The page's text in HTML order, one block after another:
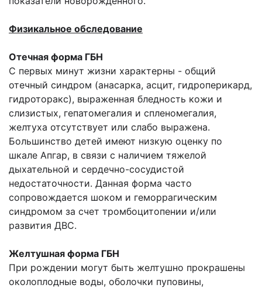
Физикальное обследование
Отечная форма ГБН
С первых минут жизни характерны - общий
отечный синдром (анасарка, асцит, гидроперикард,
гидроторакс), выраженная бледность кожи и
слизистых, гепатомегалия и спленомегалия,
желтуха отсутствует или слабо выражена.
Большинство детей имеют низкую оценку по
шкале Апгар, в связи с наличием тяжелой
дыхательной и сердечно-сосудистой
недостаточности. Данная форма часто
сопровождается шоком и геморрагическим
синдромом за счет тромбоцитопении и/или
развития ДВС.
Желтушная форма ГБН
При рождении могут быть желтушно прокрашены
околоплодные воды, оболочки пуповины,